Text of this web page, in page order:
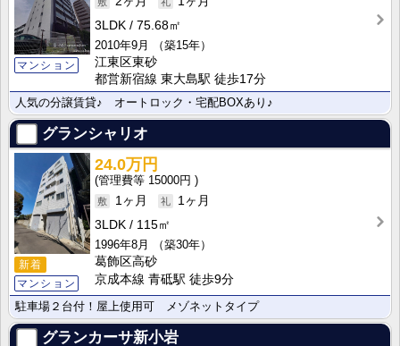
マンション
3LDK
75.68㎡
2010年9月
（築15年）
江東区東砂
都営新宿線 東大島駅 徒歩17分
人気の分譲賃貸♪ オートロック・宅配BOXあり♪
グランシャリオ
新着
マンション
24.0万円
15000円
1ヶ月
1ヶ月
3LDK
115㎡
1996年8月
（築30年）
葛飾区高砂
京成本線 青砥駅 徒歩9分
駐車場２台付！屋上使用可 メゾネットタイプ
グランカーサ新小岩